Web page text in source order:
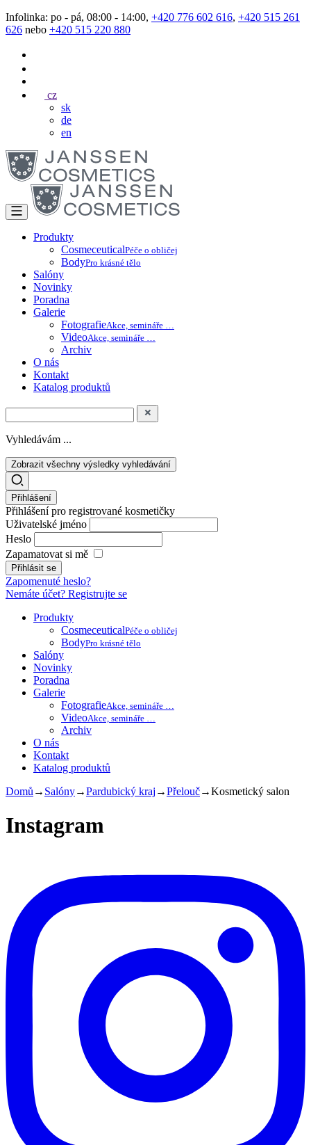
Infolinka: po - pá, 08:00 - 14:00, +420 776 602 616, +420 515 261
626 nebo +420 515 220 880
cz
sk
de
en
Produkty
CosmeceuticalPéče o obličej
BodyPro krásné tělo
Salóny
Novinky
Poradna
Galerie
FotografieAkce, semináře …
VideoAkce, semináře …
Archiv
O nás
Kontakt
Katalog produktů
Vyhledávám ...
Zobrazit všechny výsledky vyhledávání
Přihlášení
Přihlášení pro registrované kosmetičky
Uživatelské jméno
Heslo
Zapamatovat si mě
Zapomenuté heslo?
Nemáte účet? Registrujte se
Produkty
CosmeceuticalPéče o obličej
BodyPro krásné tělo
Salóny
Novinky
Poradna
Galerie
FotografieAkce, semináře …
VideoAkce, semináře …
Archiv
O nás
Kontakt
Katalog produktů
Domů → Salóny→Pardubický kraj →Přelouč→Kosmetický salon
Instagram